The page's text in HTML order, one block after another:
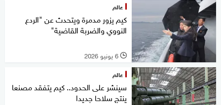
عالم
كيم يزور مدمرة ويتحدث عن "الردع
النووي والضربة القاضية"
l 6 يونيو 2026
عالم
سينشر على الحدود.. كيم يتفقد مصنعا
ينتج سلاحا جديدا